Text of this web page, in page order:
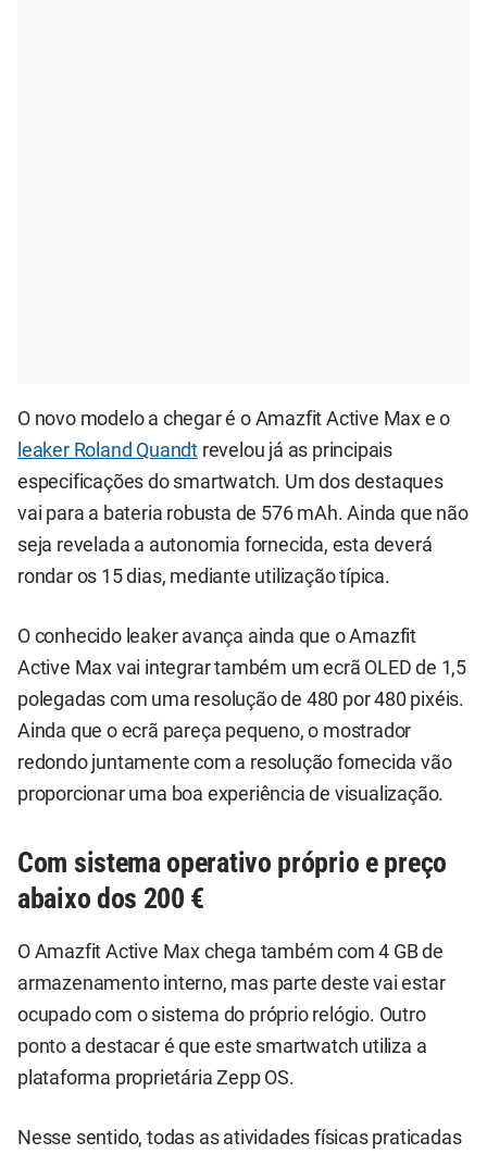
O novo modelo a chegar é o Amazfit Active Max e o
leaker Roland Quandt revelou já as principais
especificações do smartwatch. Um dos destaques
vai para a bateria robusta de 576 mAh. Ainda que não
seja revelada a autonomia fornecida, esta deverá
rondar os 15 dias, mediante utilização típica.
O conhecido leaker avança ainda que o Amazfit
Active Max vai integrar também um ecrã OLED de 1,5
polegadas com uma resolução de 480 por 480 pixéis.
Ainda que o ecrã pareça pequeno, o mostrador
redondo juntamente com a resolução fornecida vão
proporcionar uma boa experiência de visualização.
Com sistema operativo próprio e preço
abaixo dos 200 €
O Amazfit Active Max chega também com 4 GB de
armazenamento interno, mas parte deste vai estar
ocupado com o sistema do próprio relógio. Outro
ponto a destacar é que este smartwatch utiliza a
plataforma proprietária Zepp OS.
Nesse sentido, todas as atividades físicas praticadas